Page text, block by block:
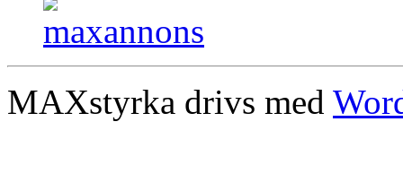
MAXstyrka drivs med